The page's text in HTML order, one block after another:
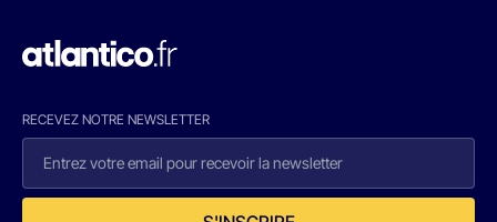
RECEVEZ NOTRE NEWSLETTER